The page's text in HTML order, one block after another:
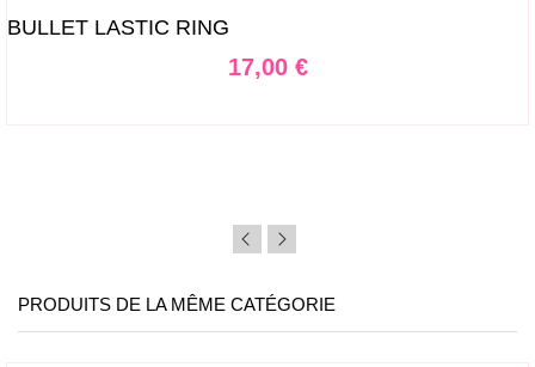
BULLET LASTIC RING
Prix
17,00 €
PRODUITS DE LA MÊME CATÉGORIE